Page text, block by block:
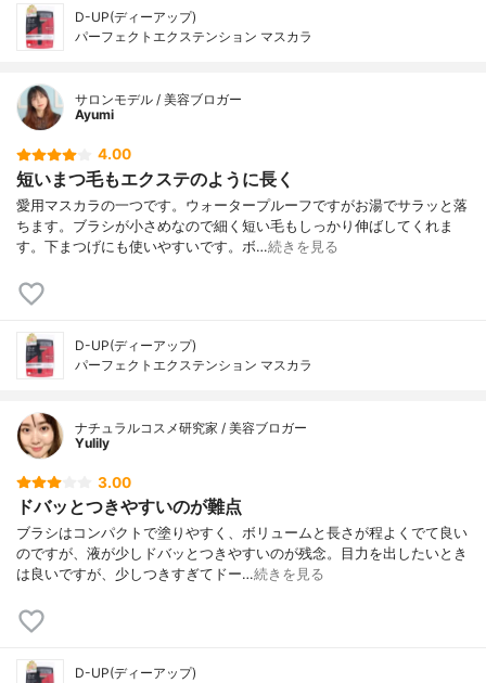
D-UP(ディーアップ)
パーフェクトエクステンション マスカラ
サロンモデル / 美容ブロガー
Ayumi
4.00
短いまつ毛もエクステのように長く
愛用マスカラの一つです。ウォータープルーフですがお湯でサラッと落
ちます。ブラシが小さめなので細く短い毛もしっかり伸ばしてくれま
す。下まつげにも使いやすいです。ボ…続きを見る
D-UP(ディーアップ)
パーフェクトエクステンション マスカラ
ナチュラルコスメ研究家 / 美容ブロガー
Yulily
3.00
ドバッとつきやすいのが難点
ブラシはコンパクトで塗りやすく、ボリュームと長さが程よくでて良い
のですが、液が少しドバッとつきやすいのが残念。目力を出したいとき
は良いですが、少しつきすぎてドー…続きを見る
D-UP(ディーアップ)